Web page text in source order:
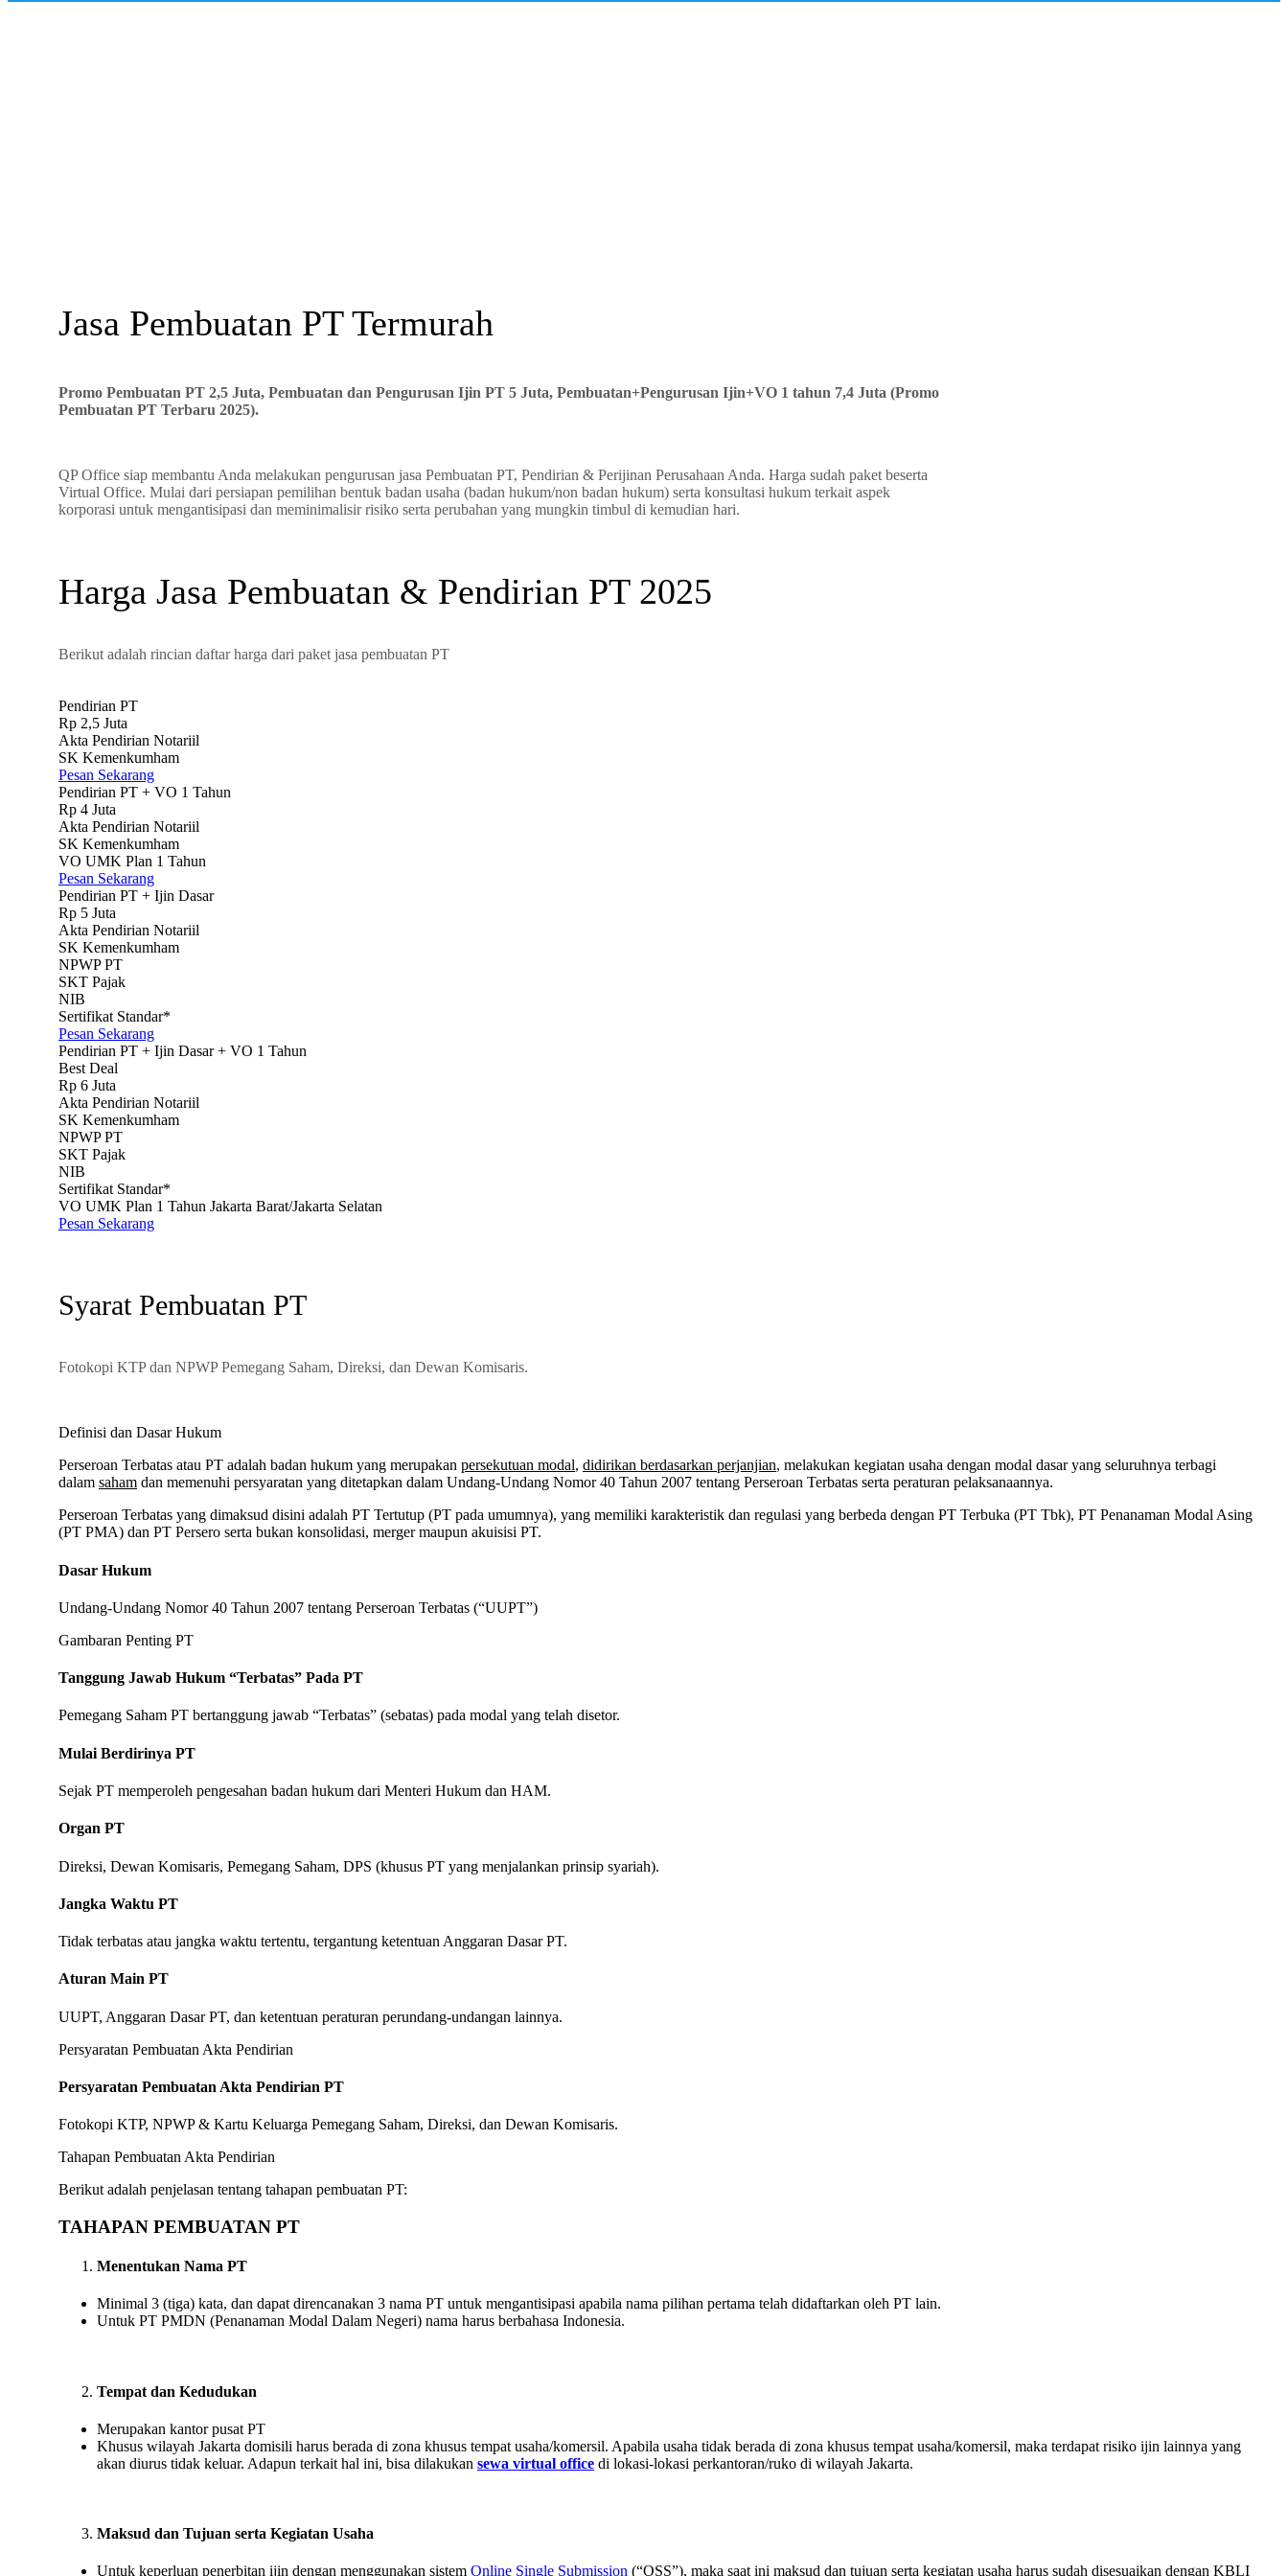
Jasa Pembuatan PT Termurah
Promo Pembuatan PT 2,5 Juta, Pembuatan dan Pengurusan Ijin PT 5 Juta, Pembuatan+Pengurusan Ijin+VO 1 tahun 7,4 Juta (Promo
Pembuatan PT Terbaru 2025).
QP Office siap membantu Anda melakukan pengurusan jasa Pembuatan PT, Pendirian & Perijinan Perusahaan Anda. Harga sudah paket beserta
Virtual Office. Mulai dari persiapan pemilihan bentuk badan usaha (badan hukum/non badan hukum) serta konsultasi hukum terkait aspek
korporasi untuk mengantisipasi dan meminimalisir risiko serta perubahan yang mungkin timbul di kemudian hari.
Harga Jasa Pembuatan & Pendirian PT 2025
Berikut adalah rincian daftar harga dari paket jasa pembuatan PT
Pendirian PT
Rp 2,5 Juta
Akta Pendirian Notariil
SK Kemenkumham
Pesan Sekarang
Pendirian PT + VO 1 Tahun
Rp 4 Juta
Akta Pendirian Notariil
SK Kemenkumham
VO UMK Plan 1 Tahun
Pesan Sekarang
Pendirian PT + Ijin Dasar
Rp 5 Juta
Akta Pendirian Notariil
SK Kemenkumham
NPWP PT
SKT Pajak
NIB
Sertifikat Standar*
Pesan Sekarang
Pendirian PT + Ijin Dasar + VO 1 Tahun
Best Deal
Rp 6 Juta
Akta Pendirian Notariil
SK Kemenkumham
NPWP PT
SKT Pajak
NIB
Sertifikat Standar*
VO UMK Plan 1 Tahun Jakarta Barat/Jakarta Selatan
Pesan Sekarang
Syarat Pembuatan PT
Fotokopi KTP dan NPWP Pemegang Saham, Direksi, dan Dewan Komisaris.
Definisi dan Dasar Hukum
Perseroan Terbatas atau PT adalah badan hukum yang merupakan persekutuan modal, didirikan berdasarkan perjanjian, melakukan kegiatan usaha dengan modal dasar yang seluruhnya terbagi
dalam saham dan memenuhi persyaratan yang ditetapkan dalam Undang-Undang Nomor 40 Tahun 2007 tentang Perseroan Terbatas serta peraturan pelaksanaannya.
Perseroan Terbatas yang dimaksud disini adalah PT Tertutup (PT pada umumnya), yang memiliki karakteristik dan regulasi yang berbeda dengan PT Terbuka (PT Tbk), PT Penanaman Modal Asing
(PT PMA) dan PT Persero serta bukan konsolidasi, merger maupun akuisisi PT.
Dasar Hukum
Undang-Undang Nomor 40 Tahun 2007 tentang Perseroan Terbatas (“UUPT”)
Gambaran Penting PT
Tanggung Jawab Hukum “Terbatas” Pada PT
Pemegang Saham PT bertanggung jawab “Terbatas” (sebatas) pada modal yang telah disetor.
Mulai Berdirinya PT
Sejak PT memperoleh pengesahan badan hukum dari Menteri Hukum dan HAM.
Organ PT
Direksi, Dewan Komisaris, Pemegang Saham, DPS (khusus PT yang menjalankan prinsip syariah).
Jangka Waktu PT
Tidak terbatas atau jangka waktu tertentu, tergantung ketentuan Anggaran Dasar PT.
Aturan Main PT
UUPT, Anggaran Dasar PT, dan ketentuan peraturan perundang-undangan lainnya.
Persyaratan Pembuatan Akta Pendirian
Persyaratan Pembuatan Akta Pendirian PT
Fotokopi KTP, NPWP & Kartu Keluarga Pemegang Saham, Direksi, dan Dewan Komisaris.
Tahapan Pembuatan Akta Pendirian
Berikut adalah penjelasan tentang tahapan pembuatan PT:
TAHAPAN PEMBUATAN PT
Menentukan Nama PT
Minimal 3 (tiga) kata, dan dapat direncanakan 3 nama PT untuk mengantisipasi apabila nama pilihan pertama telah didaftarkan oleh PT lain.
Untuk PT PMDN (Penanaman Modal Dalam Negeri) nama harus berbahasa Indonesia.
Tempat dan Kedudukan
Merupakan kantor pusat PT
Khusus wilayah Jakarta domisili harus berada di zona khusus tempat usaha/komersil. Apabila usaha tidak berada di zona khusus tempat usaha/komersil, maka terdapat risiko ijin lainnya yang
akan diurus tidak keluar. Adapun terkait hal ini, bisa dilakukan sewa virtual office di lokasi-lokasi perkantoran/ruko di wilayah Jakarta.
Maksud dan Tujuan serta Kegiatan Usaha
Untuk keperluan penerbitan ijin dengan menggunakan sistem Online Single Submission (“OSS”), maka saat ini maksud dan tujuan serta kegiatan usaha harus sudah disesuaikan dengan KBLI